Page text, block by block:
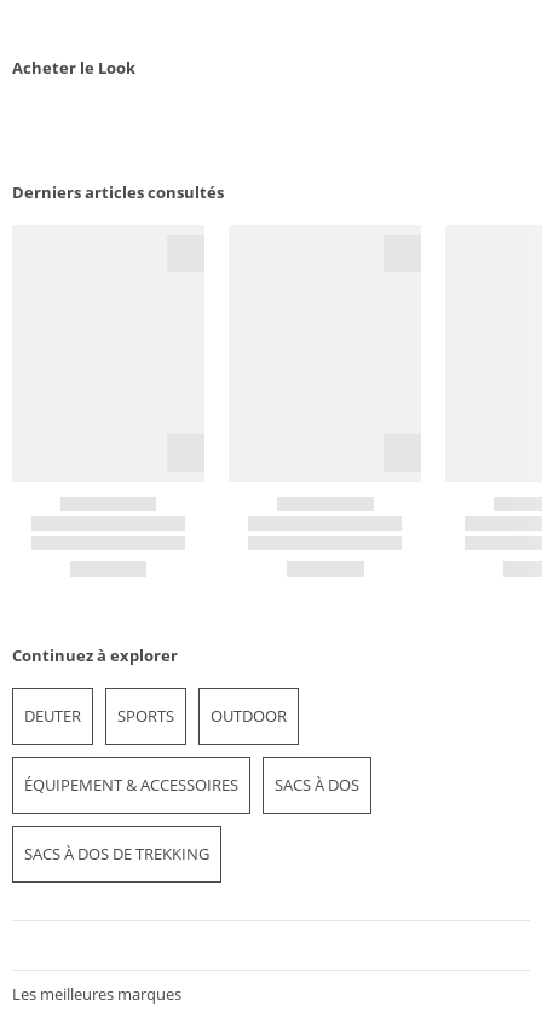
Acheter le Look
Derniers articles consultés
Continuez à explorer
DEUTER SPORTS OUTDOOR
ÉQUIPEMENT & ACCESSOIRES SACS À DOS
SACS À DOS DE TREKKING
Les meilleures marques